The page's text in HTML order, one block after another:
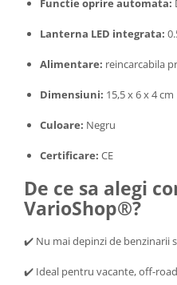
Functie oprire automata:
Lanterna LED integrata:
Alimentare: reincarcabila
Dimensiuni: 15,5 x 6 x 4 cm
Culoare: Negru
Certificare: CE
De ce sa alegi
VarioShop®?
✔️ Nu mai depinzi de benzinarii
✔️ Ideal pentru vacante, off-